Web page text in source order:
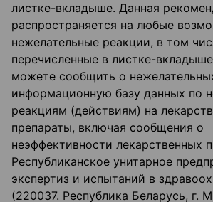
листке-вкладыше. Данная
распространяется на любые
нежелательные реакции, в том
перечисленные в листке-
можете сообщить о
информационную базу данных по
реакциям (действиям) на
препараты, включая сообщения о
неэффективности лекарственных
Республиканское унитарное
экспертиз и испытаний в
(220037. Республика Беларусь, г.